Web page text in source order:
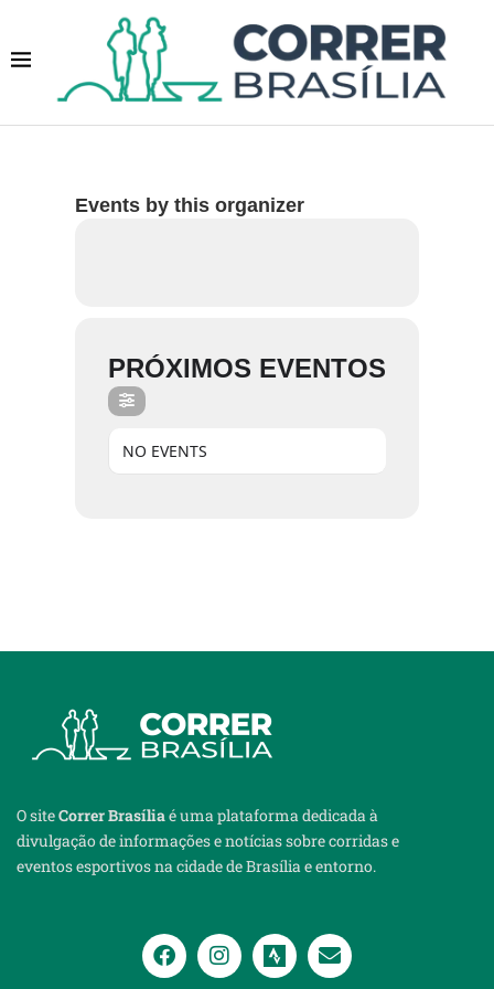
Events by this organizer
PRÓXIMOS EVENTOS
NO EVENTS
O siteCorrer Brasíliaé uma plataforma dedicada à
divulgação de informações e notícias sobre corridas e
eventos esportivos na cidade de Brasília e entorno.